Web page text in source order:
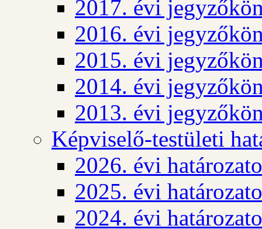
2017. évi
2016. évi
2015. évi
2014. évi
2013. évi
Képviselő-testületi
2026. évi
2025. évi
2024. évi